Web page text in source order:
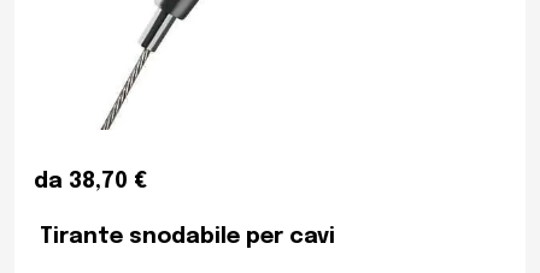
da 38,70 €
Tirante snodabile per cavi